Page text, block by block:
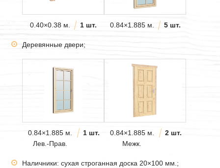
0.40×0.38 м. 1 шт. 0.84×1.885 м. 5 шт.
Деревянные двери;
0.84×1.885 м.
Лев.-Прав.
1 шт.
0.84×1.885 м.
Межк.
2 шт.
Наличники: сухая строганная доска 20×100 мм.;